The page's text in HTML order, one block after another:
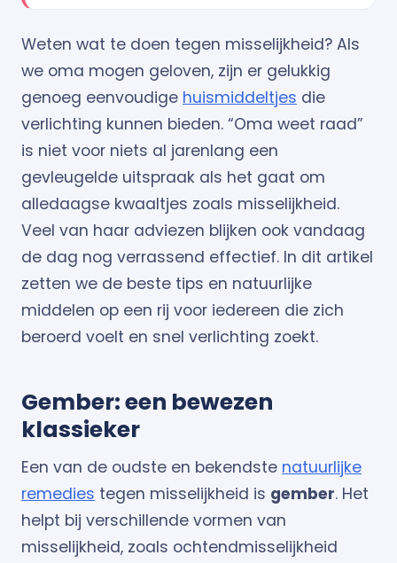
Weten wat te doen tegen misselijkheid? Als
we oma mogen geloven, zijn er gelukkig
genoeg eenvoudige huismiddeltjes die
verlichting kunnen bieden. “Oma weet raad”
is niet voor niets al jarenlang een
gevleugelde uitspraak als het gaat om
alledaagse kwaaltjes zoals misselijkheid.
Veel van haar adviezen blijken ook vandaag
de dag nog verrassend effectief. In dit artikel
zetten we de beste tips en natuurlijke
middelen op een rij voor iedereen die zich
beroerd voelt en snel verlichting zoekt.
Gember: een bewezen
klassieker
Een van de oudste en bekendste natuurlijke
remedies tegen misselijkheid is gember. Het
helpt bij verschillende vormen van
misselijkheid, zoals ochtendmisselijkheid